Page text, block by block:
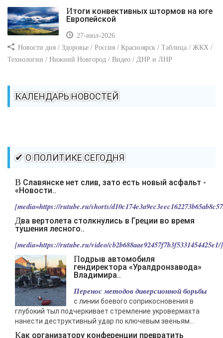
Итоги конвективных штормов на юге
Европейской
27-июл-2026
Новости дня / Здоровье / Россия / Красноярск / Таблица / ЖКХ /
Технологии / Нижний Новгород / Видео / ДНР и ЛНР
КАЛЕНДАРЬ НОВОСТЕЙ
✔ О ПОЛИТИКЕ СЕГОДНЯ
В Славянске нет слив, зато есть новый асфальт -
«Новости..
[media=https://rutube.ru/shorts/
Два вертолета столкнулись в Греции во время
тушения лесного..
[media=https://rutube.ru/video/
Подрыв автомобиля
гендиректора «Уралдронзавода»
Владимира..
Перенос методов диверсионной борьбы
с линии боевого соприкосновения в
глубокий тыл подчеркивает стремление укровермахта
нанести деструктивный удар по ключевым звеньям...
Как организатору конференции превратить